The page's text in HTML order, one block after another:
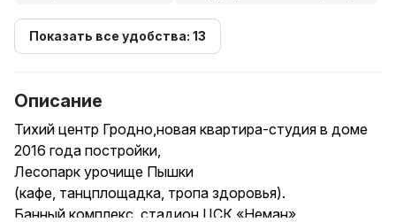
Показать все удобства: 13
Описание
Тихий центр Гродно,новая квартира-студия в доме
2016 года постройки,
Лесопарк урочище Пышки
(кафе, танцплощадка, тропа здоровья).
Банный комплекс, стадион ЦСК «Неман»